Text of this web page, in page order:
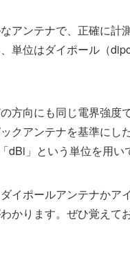
アンテナで、正確に計
単位はダイポール（
方向にも同じ電界強度
クアンテナを基準にし
dBi」という単位を用い
イポールアンテナか
かります。ぜひ覚えて